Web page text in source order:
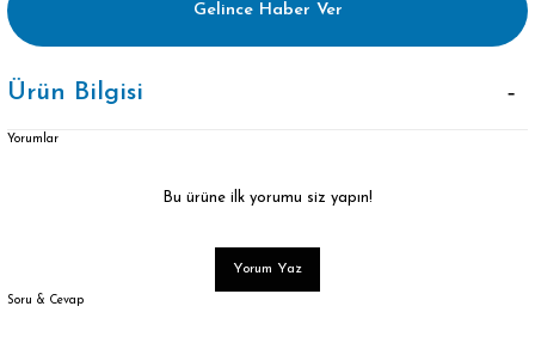
Gelince Haber Ver
Ürün Bilgisi
Yorumlar
Bu ürüne ilk yorumu siz yapın!
Yorum Yaz
Soru & Cevap